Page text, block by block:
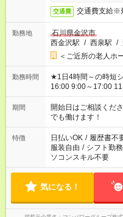
交通費 交通費支給※
勤務地
石川県金沢市
西金沢駅 / 西泉駅 /
＜ご近所の老人ホ
勤務時間
★1日4時間～の時短シフトOK ★スタート時間
16:00 9:00～17:00 11:00
場合、他のお仕事と
ん ※法令に基づき、
となります ※労働者
短時間・短期間の就
期間
開始日はご相談く
でも働けます！
特徴 日払いOK / 履歴書不
服装自由 / シフト勤務
ソコンスキル不要
気になる！